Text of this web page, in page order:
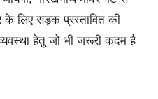
के लिए सड़क प्रस्तावित की
हेतु जो भी जरूरी कदम है